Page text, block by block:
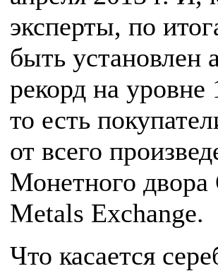
эксперты, по
быть установлен
рекорд на
то есть
от всего
Монетного
Metals Exchange.
Что касается